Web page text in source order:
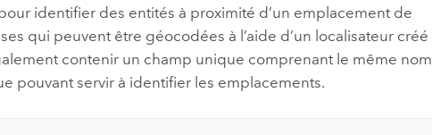
identifier des entités à proximité d’un emplacement de
qui peuvent être géocodées à l’aide d’un localisateur créé
contenir un champ unique comprenant le même nom
pouvant servir à identifier les emplacements.